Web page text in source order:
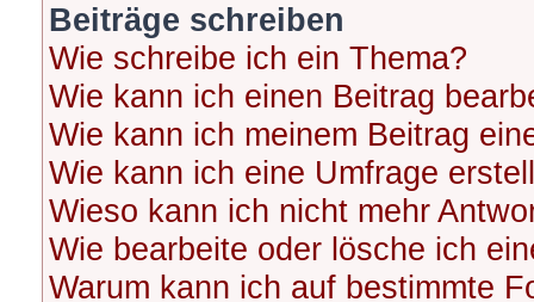
Beiträge schreiben
Wie schreibe ich ein Thema?
Wie kann ich einen Beitrag
Wie kann ich meinem Beitrag
Wie kann ich eine Umfrage
Wieso kann ich nicht mehr
Wie bearbeite oder lösche ich
Warum kann ich auf bestimmte